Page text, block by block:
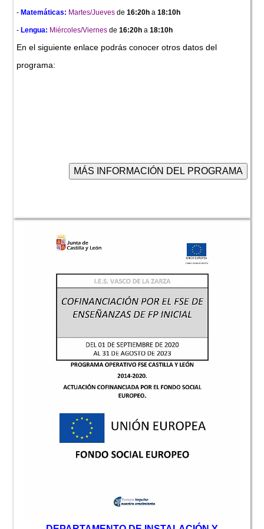
- Matemáticas: Martes/Jueves de 16:20h a 18:10h
- Lengua: Miércoles/Viernes de 16:20h a 18:10h
En el siguiente enlace podrás conocer otros datos del
programa: